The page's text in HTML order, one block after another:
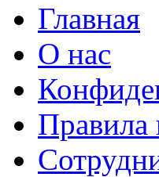
Главная
О нас
Правила